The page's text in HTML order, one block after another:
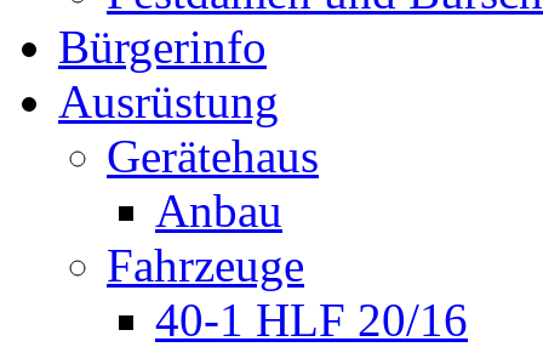
Bürgerinfo
Ausrüstung
Gerätehaus
Anbau
Fahrzeuge
40-1 HLF 20/16